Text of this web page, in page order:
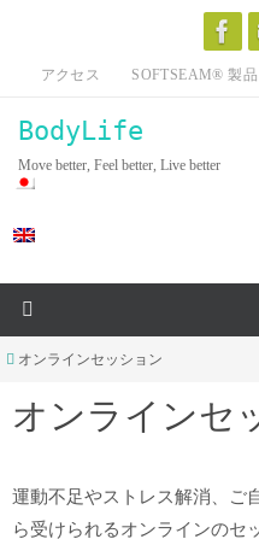
content
アクセス SOFTSEAM® 製品
BodyLife
Move better, Feel better, Live better
Home
オンラインセッション
オンラインセ
運動不足やストレス解消、ご
ら受けられるオンラインのセ